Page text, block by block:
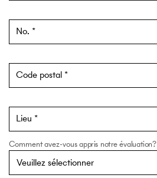
No.
Code postal
Lieu
Comment avez-vous appris notre évaluation?